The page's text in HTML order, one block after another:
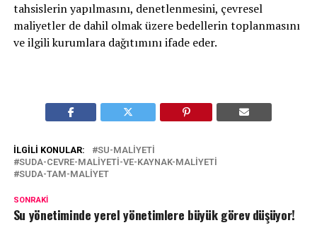
tahsislerin yapılmasını, denetlenmesini, çevresel
maliyetler de dahil olmak üzere bedellerin toplanmasını
ve ilgili kurumlara dağıtımını ifade eder.
İLGILI KONULAR:
SU-MALIYETI
SUDA-CEVRE-MALIYETI-VE-KAYNAK-MALIYETI
SUDA-TAM-MALIYET
SONRAKI
Su yönetiminde yerel yönetimlere büyük görev düşüyor!